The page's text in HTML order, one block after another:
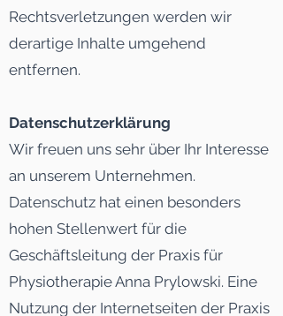
Rechtsverletzungen werden wir
derartige Inhalte umgehend
entfernen.
Datenschutzerklärung
Wir freuen uns sehr über Ihr Interesse
an unserem Unternehmen.
Datenschutz hat einen besonders
hohen Stellenwert für die
Geschäftsleitung der Praxis für
Physiotherapie Anna Prylowski. Eine
Nutzung der Internetseiten der Praxis